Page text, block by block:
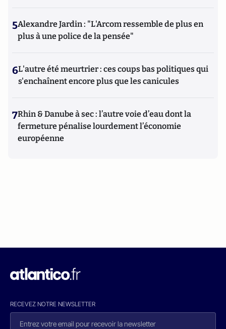
5Alexandre Jardin : "L'Arcom ressemble de plus en
plus à une police de la pensée"
6L'autre été meurtrier : ces coups bas politiques qui
s'enchaînent encore plus que les canicules
7Rhin & Danube à sec : l’autre voie d’eau dont la
fermeture pénalise lourdement l’économie
européenne
RECEVEZ NOTRE NEWSLETTER